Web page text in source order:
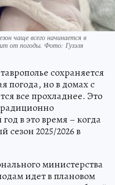
чаще всего начинается в
от погоды. Фото: Гузэля
сохраняется
погода, но в домах с
все прохладнее. Это
в это время – когда
сезон 2025/2026 в
министерства
идет в плановом